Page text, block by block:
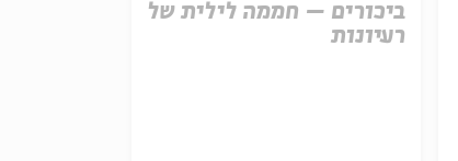
ביכורים – חממה לילית של
רעיונות